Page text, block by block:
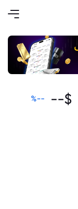
$
--
--
%